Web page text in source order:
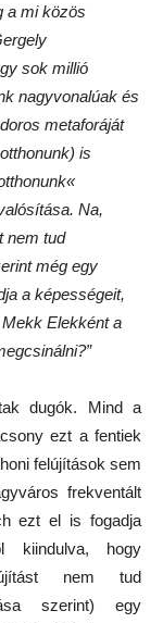
a mi közös
sok millió
nagyvonalúak és
metaforáját
is
Na,
nem tud
még egy
a képességeit,
Elekként a
dugók. Mind a
ezt a fentiek
felújítások sem
frekventált
ezt el is fogadja
kiindulva, hogy
nem tud
szerint) egy